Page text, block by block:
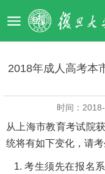
2018年成人高考本
时间：
从上海市教育考试院
统将有如下变化，请考
考生须先在报名